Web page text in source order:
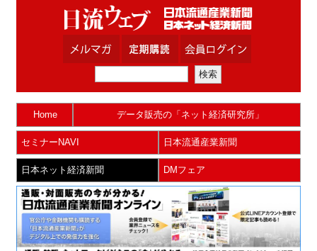
Home データ販売の「ネット経済研究所」
セミナーNAVI 日本流通産業新聞
日本ネット経済新聞 DMフェア